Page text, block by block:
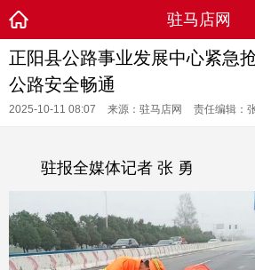
驻马店网
正阳县公路事业发展中心紧急
公路安全畅通
2025-10-11 08:07 来源：驻马店网 责任编辑：
驻报全媒体记者 张 勇